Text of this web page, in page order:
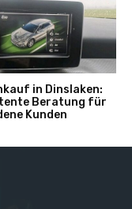
in Dinslaken:
Beratung für
Kunden